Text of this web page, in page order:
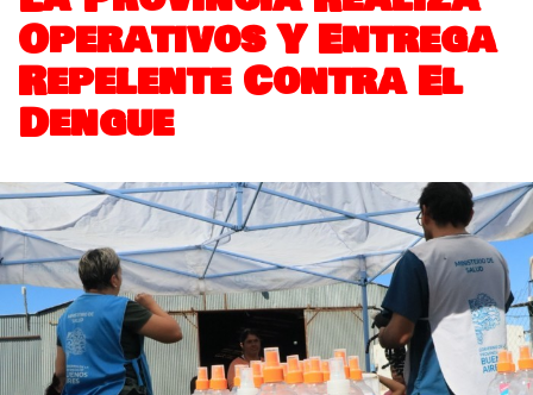
Operativos Y Entrega
Repelente Contra El
Dengue